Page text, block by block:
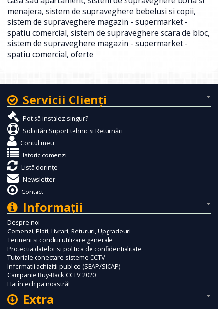
menajera, sistem de supraveghere bebelusi si copii,
sistem de supraveghere magazin - supermarket -
spatiu comercial, sistem de supraveghere scara de bloc,
sistem de supraveghere magazin - supermarket -
spatiu comercial, oferte
Servicii Clienţi
Pot să instalez singur?
Solicitări Suport tehnic și Returnări
Contul meu
Istoric comenzi
Listă dorințe
Newsletter
Contact
Informaţii
Despre noi
Comenzi, Plati, Livrari, Retururi, Upgradeuri
Termeni si conditii utilizare generale
Protectia datelor si politica de confidentialitate
Tutoriale conectare sisteme CCTV
Informatii achizitii publice (SEAP/SICAP)
Campanie Buy-Back CCTV 2020
Hai în echipa noastră!
Extra